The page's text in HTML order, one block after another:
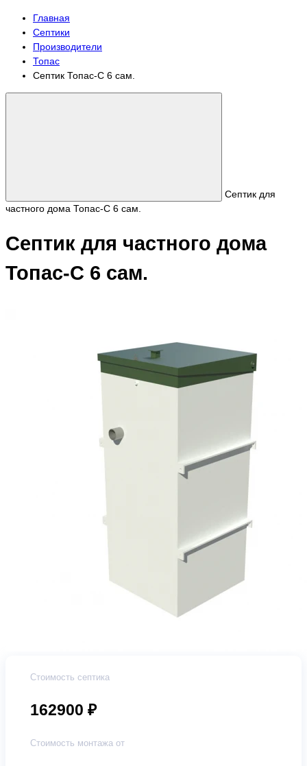
Главная
Септики
Производители
Топас
Септик Топас-С 6 сам.
Септик для
частного дома Топас-С 6 сам.
Септик для частного дома
Топас-С 6 сам.
Стоимость септика
162900 ₽
Стоимость монтажа от